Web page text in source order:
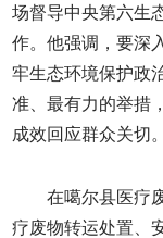
场督导中央第六生
作。他强调，要深
牢生态环境保护政
准、最有力的举措
成效回应群众关切。
在噶尔县医疗
疗废物转运处置、